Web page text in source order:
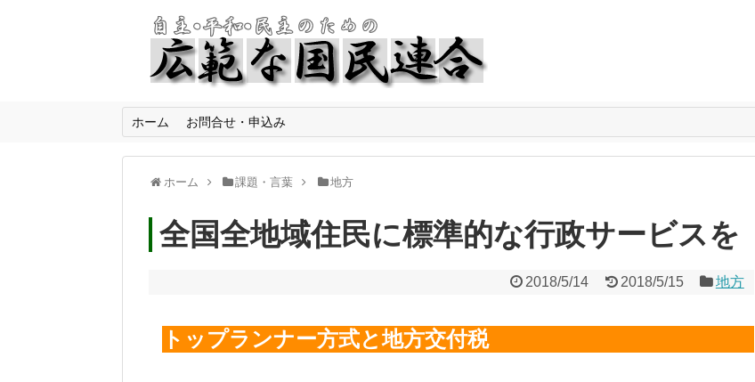
ホーム お問合せ・申込み
ホーム 課題・言葉 地方
全国全地域住民に標準的な行政サービスを
2018/5/14 2018/5/15 地方
トップランナー方式と地方交付税